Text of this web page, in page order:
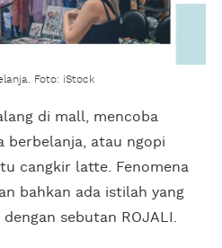
Foto: iStock
di mall, mencoba
berbelanja, atau ngopi
cangkir latte. Fenomena
bahkan ada istilah yang
sebutan ROJALI.